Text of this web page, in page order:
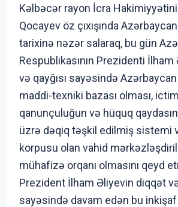
Kəlbəcər rayon İcra
Qocayev öz çıxışında
tarixinə nəzər salaraq, bu gün
Respublikasının Prezidenti
və qayğısı sayəsində
maddi-texniki bazası olması,
qanunçuluğun və hüquq
üzrə dəqiq təşkil edilmiş sistemi
korpusu olan vahid
mühafizə orqanı olmasını qeyd
Prezident İlham Əliyevin diqqət və
sayəsində davam edən bu